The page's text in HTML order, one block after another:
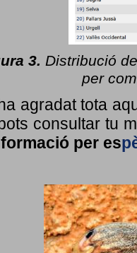
3. Distribució
per
agradat tota
consultar tu
per es